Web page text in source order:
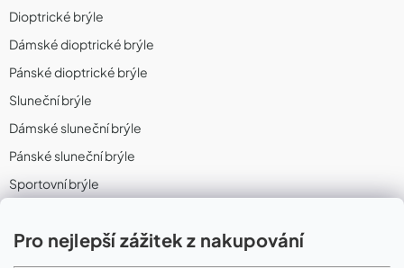
Pro nejlepší zážitek z nakupování
Dioptrické brýle
Dámské dioptrické brýle
Pánské dioptrické brýle
Sluneční brýle
Dámské sluneční brýle
Pánské sluneční brýle
Sportovní brýle
Sportovní dioptrické brýle